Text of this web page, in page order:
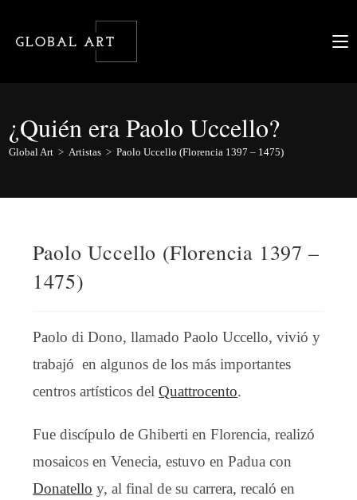
contenido
¿Quién era Paolo Uccello?
Global Art > Artistas > Paolo Uccello (Florencia 1397 – 1475)
Paolo Uccello (Florencia 1397 –
1475)
Paolo di Dono, llamado Paolo Uccello, vivió y
trabajó en algunos de los más importantes
centros artísticos delQuattrocento.
Fue discípulo de Ghiberti en Florencia, realizó
mosaicos en Venecia, estuvo en Padua con
Donatello y, al final de su carrera, recaló en